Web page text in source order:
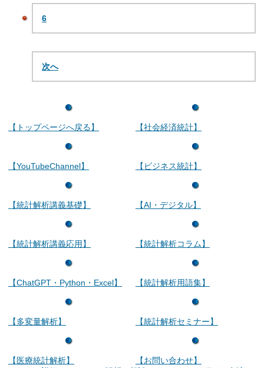
6
次へ
【トップページへ戻る】
【YouTubeChannel】
【統計解析講義基礎】
【統計解析講義応用】
【ChatGPT・Python・Excel】
【多変量解析】
【医療統計解析】
【社会経済統計】
【ビジネス統計】
【AI・デジタル】
【統計解析コラム】
【統計解析用語集】
【統計解析セミナー】
【お問い合わせ】